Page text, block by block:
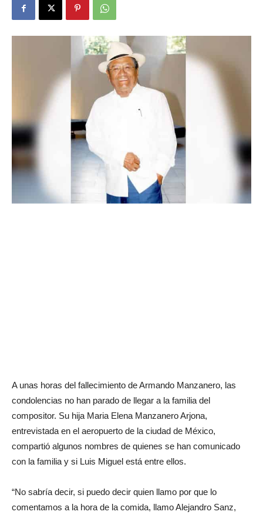
A unas horas del fallecimiento de Armando Manzanero, las
condolencias no han parado de llegar a la familia del
compositor. Su hija Maria Elena Manzanero Arjona,
entrevistada en el aeropuerto de la ciudad de México,
compartió algunos nombres de quienes se han comunicado
con la familia y si Luis Miguel está entre ellos.
“No sabría decir, si puedo decir quien llamo por que lo
comentamos a la hora de la comida, llamo Alejandro Sanz,